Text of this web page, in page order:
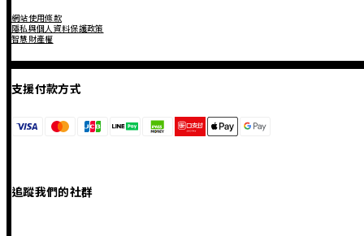
網站使用條款
隱私與個人資料保護政策
智慧財產權
支援付款方式
追蹤我們的社群